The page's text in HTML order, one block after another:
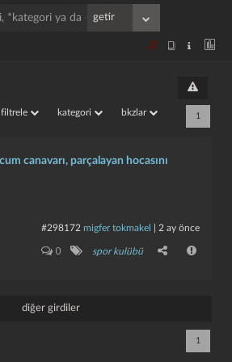
filtrele kategori bkzlar 1
canavarı, parçalayan hocasını
#298172 migfer tokmakel 2 ay önce
0 spor kulübü
diğer girdiler
1